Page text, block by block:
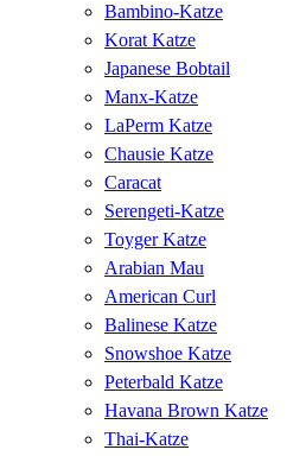
Bambino-Katze
Korat Katze
Japanese Bobtail
Manx-Katze
LaPerm Katze
Chausie Katze
Caracat
Serengeti-Katze
Toyger Katze
Arabian Mau
American Curl
Balinese Katze
Snowshoe Katze
Peterbald Katze
Havana Brown Katze
Thai-Katze